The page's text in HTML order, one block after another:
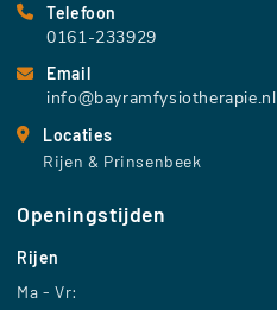
Telefoon
0161-233929
Email
info@bayramfysiotherapie.nl
Locaties
Rijen & Prinsenbeek
Openingstijden
Rijen
Ma - Vr: